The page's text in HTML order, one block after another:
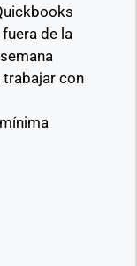
de la
trabajar con